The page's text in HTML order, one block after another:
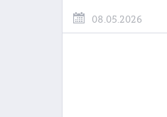
08.05.2026